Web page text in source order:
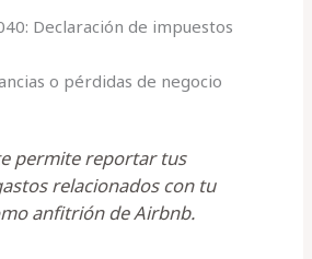
Declaración de impuestos
o pérdidas de negocio
permite reportar tus
relacionados con tu
anfitrión de Airbnb.